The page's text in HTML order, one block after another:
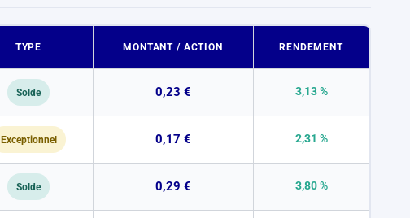
TYPE MONTANT / ACTION RENDEMENT
Solde 0,23 € 3,13 %
Exceptionnel 0,17 € 2,31 %
Solde 0,29 € 3,80 %